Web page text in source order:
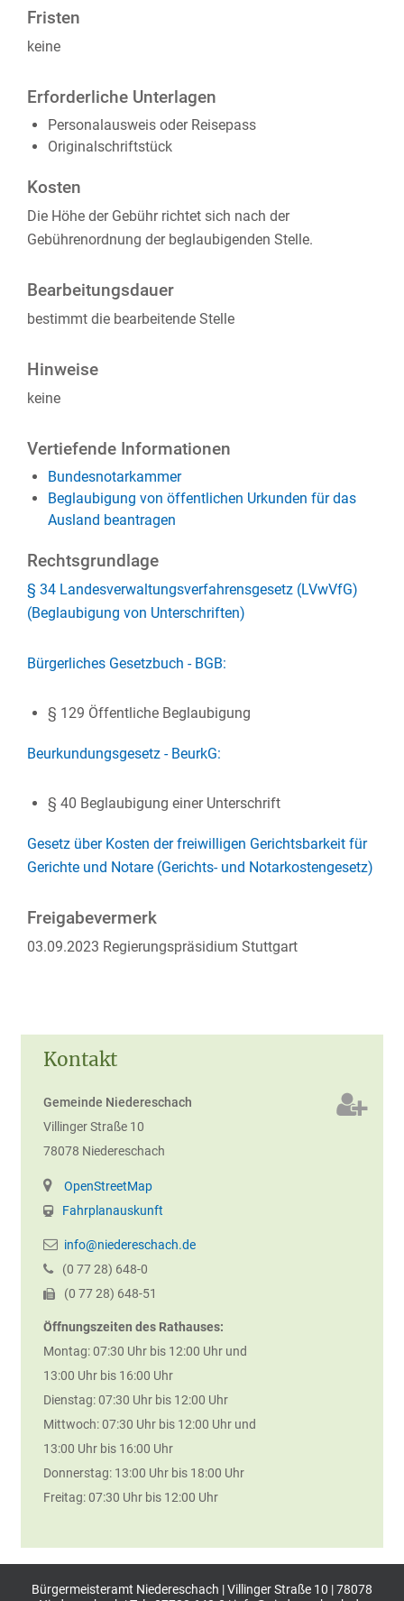
Kontakt
Gemeinde Niedereschach
Villinger Straße 10
78078 Niedereschach
OpenStreetMap
Fahrplanauskunft
info@niedereschach.de
(0 7728) 648-0
(0 7728) 648-51
Öffnungszeiten des Rathauses:
Montag: 07:30 Uhr bis 12:00 Uhr und
13:00 Uhr bis 16:00 Uhr
Dienstag: 07:30 Uhr bis 12:00 Uhr
Mittwoch: 07:30 Uhr bis 12:00 Uhr und
13:00 Uhr bis 16:00 Uhr
Donnerstag: 13:00 Uhr bis 18:00 Uhr
Freitag: 07:30 Uhr bis 12:00 Uhr
Fristen
keine
Erforderliche Unterlagen
Personalausweis oder Reisepass
Originalschriftstück
Kosten
Die Höhe der Gebühr richtet sich nach der
Gebührenordnung der beglaubigenden Stelle.
Bearbeitungsdauer
bestimmt die bearbeitende Stelle
Hinweise
keine
Vertiefende Informationen
Bundesnotarkammer
Beglaubigung von öffentlichen Urkunden für das
Ausland beantragen
Rechtsgrundlage
§ 34 Landesverwaltungsverfahrensgesetz (LVwVfG)
(Beglaubigung von Unterschriften)
Bürgerliches Gesetzbuch - BGB:
§ 129 Öffentliche Beglaubigung
Beurkundungsgesetz - BeurkG:
§ 40 Beglaubigung einer Unterschrift
Gesetz über Kosten der freiwilligen Gerichtsbarkeit für
Gerichte und Notare (Gerichts- und Notarkostengesetz)
Freigabevermerk
03.09.2023 Regierungspräsidium Stuttgart
Bürgermeisteramt Niedereschach | Villinger Straße 10 | 78078